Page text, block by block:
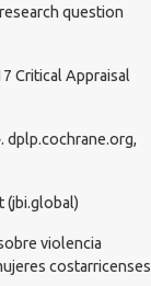
question
Critical Appraisal
dplp.cochrane.org,
(jbi.global)
violencia
costarricenses